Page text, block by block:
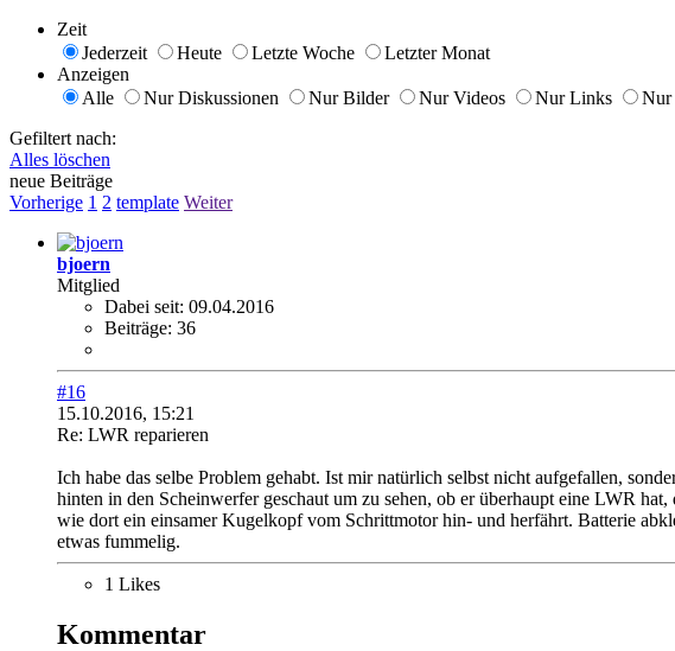
Zeit
Jederzeit
Heute Letzte Woche
Letzter Monat
Anzeigen
Alle
Nur Diskussionen Nur Bilder Nur Videos Nur Links Nur
Gefiltert nach:
Alles löschen
neue Beiträge
Vorherige 1 2 template Weiter
bjoern
Mitglied
Dabei seit: 09.04.2016
Beiträge: 36
#16
15.10.2016, 15:21
Re: LWR reparieren
Ich habe das selbe Problem gehabt. Ist mir natürlich selbst nicht aufgefallen,
hinten in den Scheinwerfer geschaut um zu sehen, ob er überhaupt eine LWR
wie dort ein einsamer Kugelkopf vom Schrittmotor hin- und herfährt. Batterie
etwas fummelig.
1 Likes
Kommentar